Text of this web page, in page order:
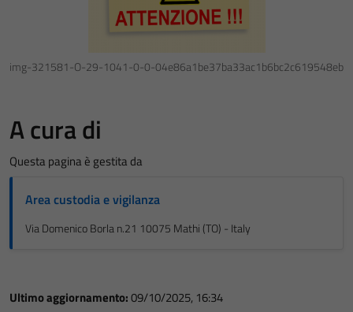
img-321581-O-29-1041-0-0-04e86a1be37ba33ac1b6bc2c619548eb
A cura di
Questa pagina è gestita da
Area custodia e vigilanza
Via Domenico Borla n.21 10075 Mathi (TO) - Italy
Ultimo aggiornamento:09/10/2025, 16:34